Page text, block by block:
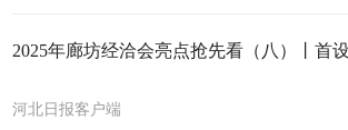
河北日报客户端